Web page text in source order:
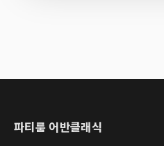
파티룸 어반클래식